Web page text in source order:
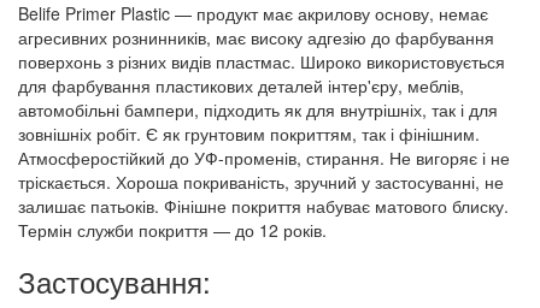
Belife Primer Plastic — продукт має акрилову основу, немає
агресивних рознинників, має високу адгезію до фарбування
поверхонь з різних видів пластмас. Широко використовується
для фарбування пластикових деталей інтер'єру, меблів,
автомобільні бампери, підходить як для внутрішніх, так і для
зовнішніх робіт. Є як грунтовим покриттям, так і фінішним.
Атмосферостійкий до УФ-променів, стирання. Не вигоряє і не
тріскається. Хороша покриваність, зручний у застосуванні, не
залишає патьоків. Фінішне покриття набуває матового блиску.
Термін служби покриття — до 12 років.
Застосування: